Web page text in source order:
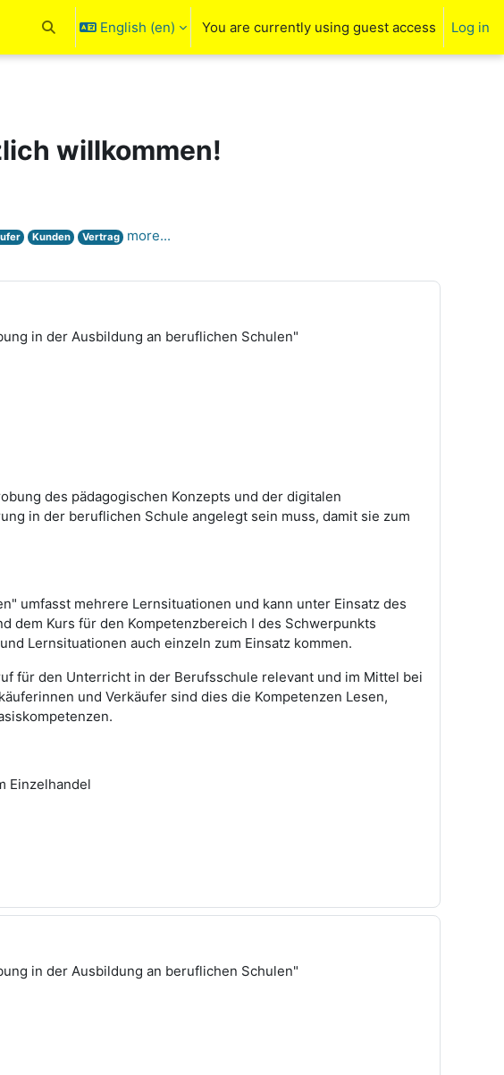
Toggle search input
English ‎(en)‎ You are currently using guest access Log in
willkommen!
Kunden Vertrag more...
in der Ausbildung an beruflichen Schulen"
des pädagogischen Konzepts und der digitalen
in der beruflichen Schule angelegt sein muss, damit sie zum
umfasst mehrere Lernsituationen und kann unter Einsatz des
dem Kurs für den Kompetenzbereich I des Schwerpunkts
Lernsituationen auch einzeln zum Einsatz kommen.
für den Unterricht in der Berufsschule relevant und im Mittel bei
und Verkäufer sind dies die Kompetenzen Lesen,
Einzelhandel
in der Ausbildung an beruflichen Schulen"